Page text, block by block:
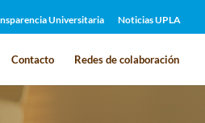
Universitaria Noticias UPLA
Contacto Redes de colaboración